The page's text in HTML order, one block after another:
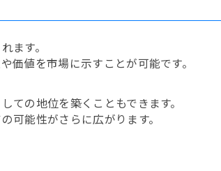
ます。
価値を市場に示すことが可能です。
ての地位を築くこともできます。
可能性がさらに広がります。